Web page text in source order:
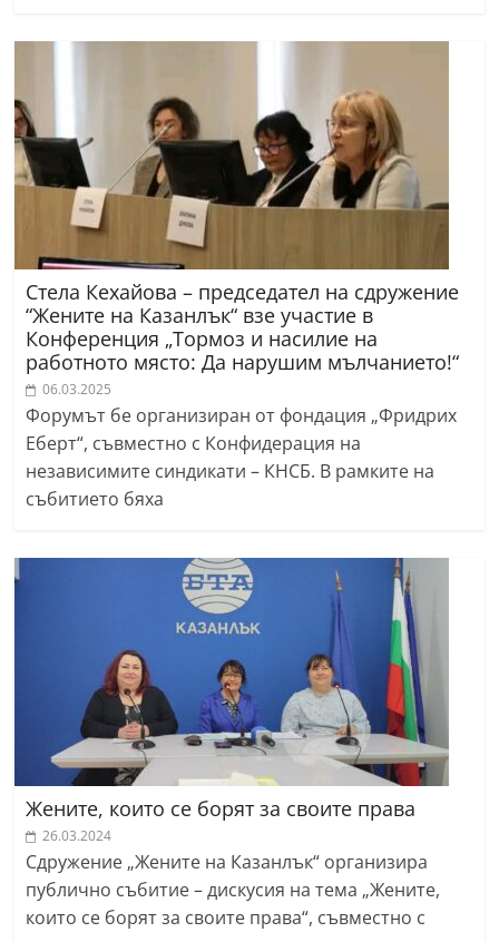
Стела Кехайова – председател на сдружение
“Жените на Казанлък“ взе участие в
Конференция „Тормоз и насилие на
работното място: Да нарушим мълчанието!“
06.03.2025
Форумът бе организиран от фондация „Фридрих
Еберт“, съвместно с Конфидерация на
независимите синдикати – КНСБ. В рамките на
събитието бяха
Жените, които се борят за своите права
26.03.2024
Сдружение „Жените на Казанлък“ организира
публично събитие – дискусия на тема „Жените,
които се борят за своите права“, съвместно с